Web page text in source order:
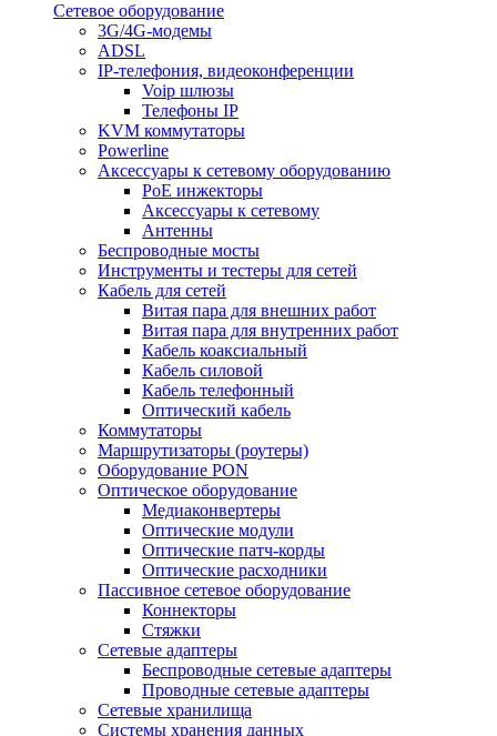
Сетевое оборудование
3G/4G-модемы
ADSL
IP-телефония, видеоконференции
Voip шлюзы
Телефоны IP
KVM коммутаторы
Powerline
Аксессуары к сетевому оборудованию
PoE инжекторы
Аксессуары к сетевому
Антенны
Беспроводные мосты
Инструменты и тестеры для сетей
Кабель для сетей
Витая пара для внешних работ
Витая пара для внутренних работ
Кабель коаксиальный
Кабель силовой
Кабель телефонный
Оптический кабель
Коммутаторы
Маршрутизаторы (роутеры)
Оборудование PON
Оптическое оборудование
Медиаконвертеры
Оптические модули
Оптические патч-корды
Оптические расходники
Пассивное сетевое оборудование
Коннекторы
Стяжки
Сетевые адаптеры
Беспроводные сетевые адаптеры
Проводные сетевые адаптеры
Сетевые хранилища
Системы хранения данных